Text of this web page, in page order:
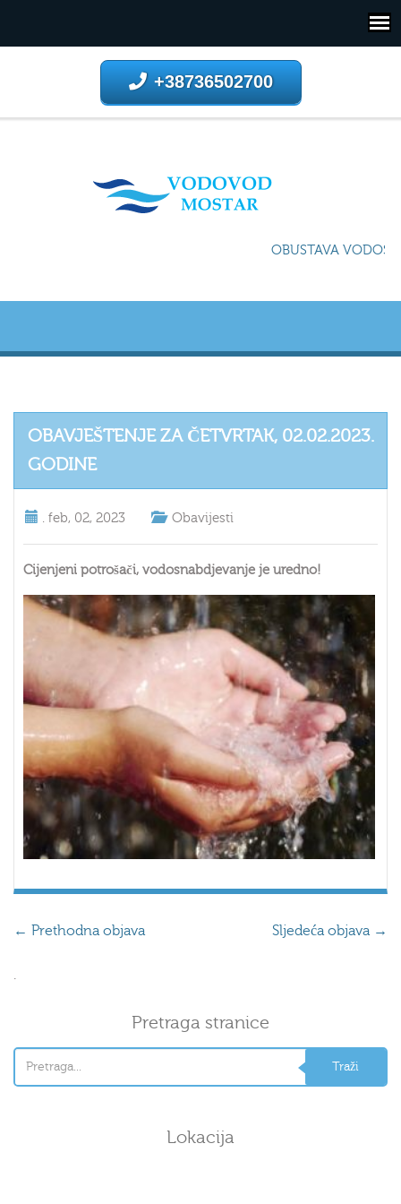
+38736502700
OBUSTAVA
OBAVJEŠTENJE ZA ČETVRTAK, 02.02.2023.
GODINE
. feb, 02, 2023 Obavijesti
Cijenjeni potrošači, vodosnabdjevanje je uredno!
← Prethodna objava Sljedeća objava →
.
Pretraga stranice
Lokacija